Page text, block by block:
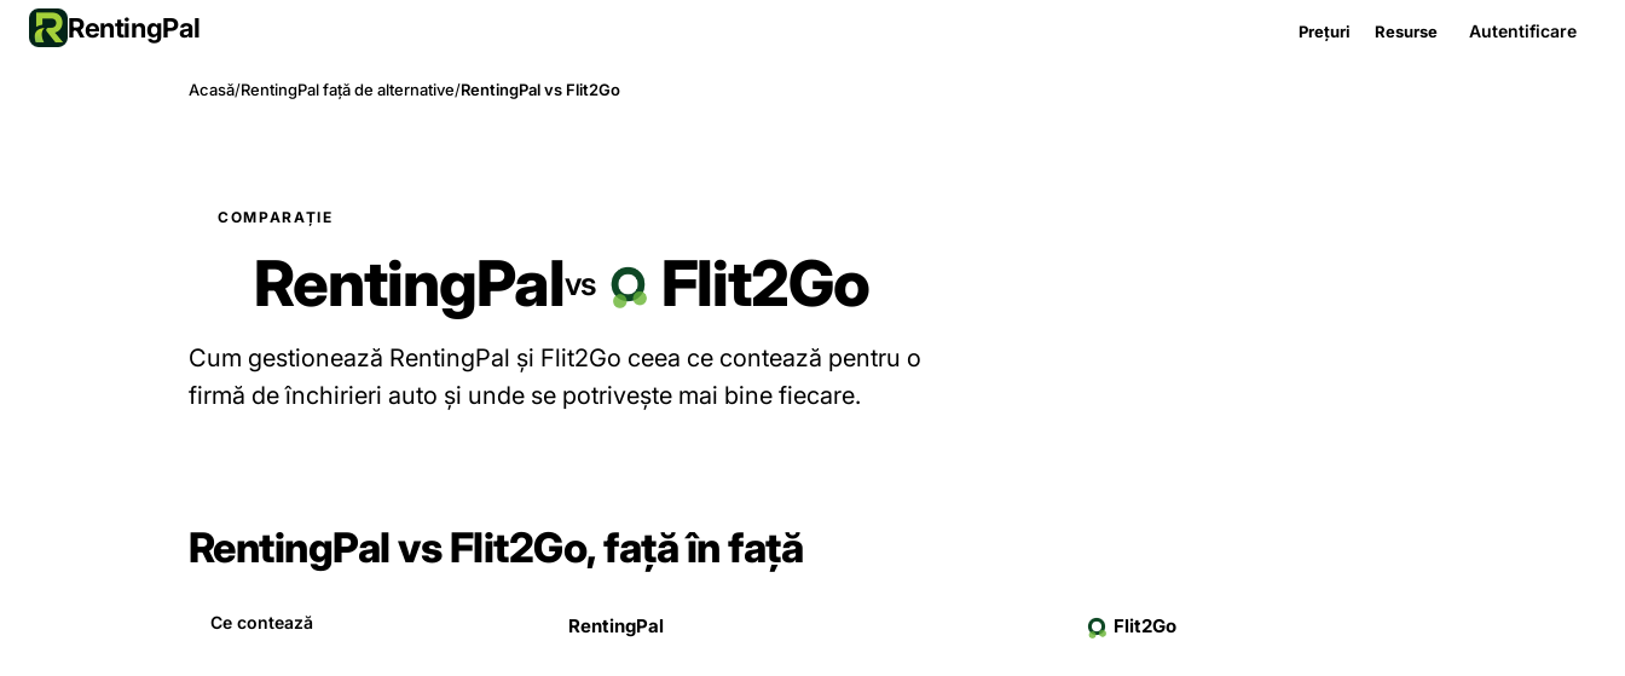
RentingPal Prețuri Resurse Autentificare
Acasă/RentingPal față de alternative/RentingPal vs Flit2Go
COMPARAȚIE
RentingPalvs Flit2Go
Cum gestionează RentingPal și Flit2Go ceea ce contează pentru o
firmă de închirieri auto și unde se potrivește mai bine fiecare.
RentingPal vs Flit2Go, față în față
Ce contează RentingPal Flit2Go